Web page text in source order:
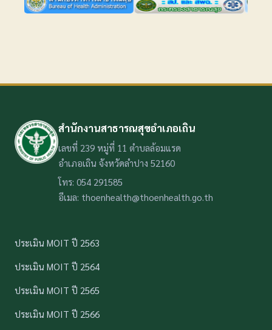
สำนักงานสาธารณสุขอำเภอเถิน
เลขที่ 239 หมู่ที่ 11 ตำบลล้อมแรด
อำเภอเถิน จังหวัดลำปาง 52160
โทร: 054 291585
อีเมล: thoenhealth@thoenhealth.go.th
ประเมิน MOIT ปี 2563
ประเมิน MOIT ปี 2564
ประเมิน MOIT ปี 2565
ประเมิน MOIT ปี 2566